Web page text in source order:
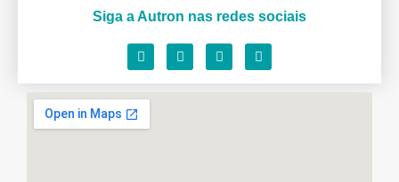
Siga a Autron nas redes sociais